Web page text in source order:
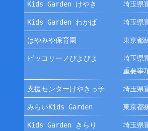
Kids Garden けやき 埼玉県
Kids Garden わかば 埼玉県
はやみや保育園 東京都
ピッコリーノぴよぴよ
埼玉県
重要事
支援センターけやきっ子 埼玉県
みらいKids Garden 東京都
Kids Garden きらり 埼玉県